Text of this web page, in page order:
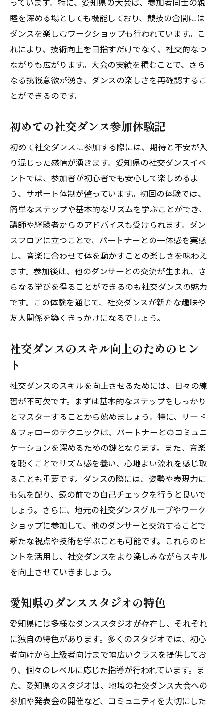
睦を深める場としても機能しており、競技の合間には
ダンスを楽しむワークショップも行われています。こ
れにより、技術向上を目指すだけでなく、社交的なつ
ながりも広がります。大会の実績を積むことで、さら
なる挑戦意欲が湧き、ダンスの楽しさを再確認するこ
とができるのです。
初めての社交ダンス参加体験記
初めて社交ダンスに参加する際には、期待と不安が入
り混じった感情が湧きます。愛知県の社交ダンスイベ
ントでは、参加者が初心者でも安心して楽しめるよ
う、サポート体制が整っています。初回の体験では、
簡単なステップや基本的なリズムを学ぶことができ、
講師や経験者からのアドバイスも受けられます。ダン
スフロアに立つことで、パートナーとの一体感を実感
し、音楽に合わせて体を動かすことの楽しさを味わえ
ます。参加後は、他のダンサーとの交流が生まれ、さ
らなる学びを得ることができるのも社交ダンスの魅力
です。この体験を通じて、社交ダンスが新たな趣味や
友人関係を築くきっかけになるでしょう。
社交ダンスのスキル向上のためのヒン
ト
社交ダンスのスキルを向上させるためには、日々の練
習が不可欠です。まずは基本的なステップをしっかり
とマスターすることから始めましょう。特に、リード
＆フォローのテクニックは、パートナーとのコミュニ
ケーションを深めるための鍵となります。また、音楽
を聴くことでリズム感を養い、心地よい流れを感じ取
ることも重要です。ダンスの際には、姿勢や表現力に
も気を配り、鏡の前での自己チェックを行うと良いで
しょう。さらに、地元の社交ダンスグループやワーク
ショップに参加して、他のダンサーと交流することで
新たな視点や技術を学ぶことも可能です。これらのヒ
ントを活用し、社交ダンスをより楽しみながらスキル
を向上させていきましょう。
愛知県のダンススタジオの特色
愛知県には多様なダンススタジオが存在し、それぞれ
に独自の特色があります。多くのスタジオでは、初心
者向けから上級者向けまで幅広いクラスを提供してお
り、個々のレベルに応じた指導が行われています。ま
た、愛知県のスタジオは、地域の社交ダンス大会への
参加や発表会の開催など、コミュニティを大切にした